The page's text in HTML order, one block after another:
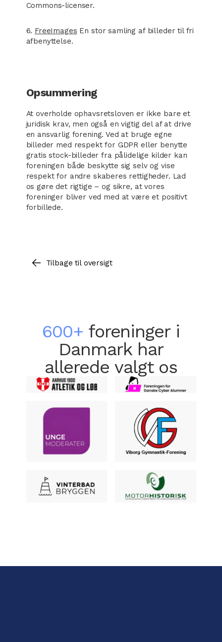
Commons-licenser.
6. FreeImages En stor samling af billeder til fri
afbenyttelse.
Opsummering
At overholde ophavsretsloven er ikke bare et
juridisk krav, men også en vigtig del af at drive
en ansvarlig forening. Ved at bruge egne
billeder med respekt for GDPR eller benytte
gratis stock-billeder fra pålidelige kilder kan
foreningen både beskytte sig selv og vise
respekt for andre skaberes rettigheder. Lad
os gøre det rigtige – og sikre, at vores
foreninger bliver ved med at være et positivt
forbillede.
Tilbage til oversigt
600+ foreninger i
Danmark har
allerede valgt os